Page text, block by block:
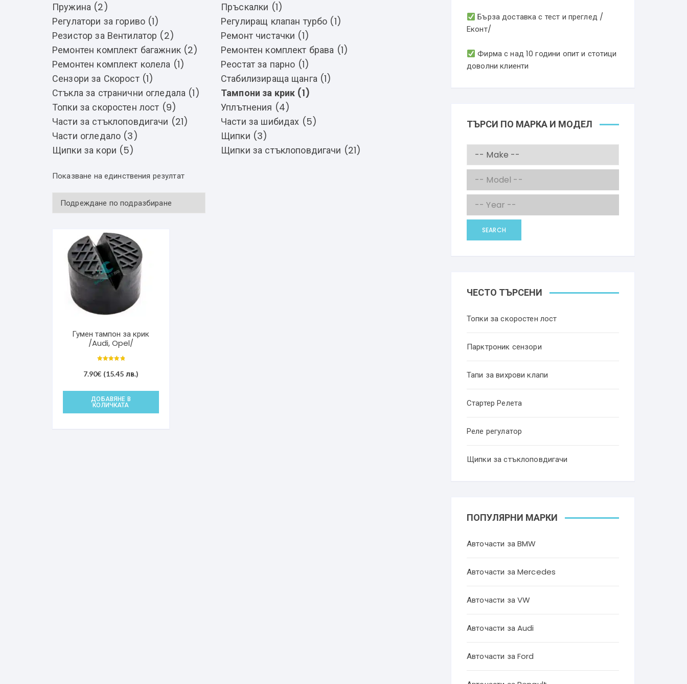
Пружина (2)
Пръскалки (1)
Регулатори за гориво (1)
Регулиращ клапан турбо (1)
Резистор за Вентилатор (2)
Ремонт чистачки (1)
Ремонтен комплект багажник (2)
Ремонтен комплект брава (1)
Ремонтен комплект колела (1)
Реостат за парно (1)
Сензори за Скорост (1)
Стабилизираща щанга (1)
Стъкла за странични огледала (1)
Тампони за крик (1)
Топки за скоростен лост (9)
Уплътнения (4)
Части за стъклоповдигачи (21)
Части за шибидах (5)
Части огледало (3)
Щипки (3)
Щипки за кори (5)
Щипки за стъклоповдигачи (21)
Показване на единствения резултат
Гумен тампон за крик
/Audi, Opel/
5.00
от 5
7.90€ (15.45 лв.)
ДОБАВЯНЕ В
КОЛИЧКАТА
Бърза доставка с тест и преглед /
Еконт/
Фирма с над 10 години опит и стотици
доволни клиенти
ТЪРСИ ПО МАРКА И МОДЕЛ
SEARCH
ЧЕСТО ТЪРСЕНИ
Топки за скоростен лост
Парктроник сензори
Тапи за вихрови клапи
Стартер Релета
Реле регулатор
Щипки за стъклоповдигачи
ПОПУЛЯРНИ МАРКИ
Авточасти за BMW
Авточасти за Mercedes
Авточасти за VW
Авточасти за Audi
Авточасти за Ford